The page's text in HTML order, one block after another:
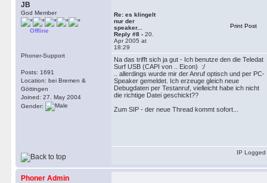
JB
God Member
Offline
Phoner-Support
Posts: 1691
Location: bei Bremen &
Göttingen
Joined: 27. May 2004
Gender:
Re: es klingelt
nur der
speaker...
Reply #8 - 20.
Apr 2005 at
18:29
Print Post
Na das trifft sich ja gut - Ich benutze den die Teledat
Surf USB (CAPI von .. Eicon) :/
.. allerdings wurde mir der Anruf optisch und per PC-
Speaker gemeldet. Ich erzeuge gleich neue
Debugdaten per Testanruf, vielleicht habe ich nicht
die richtige Datei geschickt??
Zum SIP - der neue Thread kommt sofort...
IP Logged
Phoner Admin